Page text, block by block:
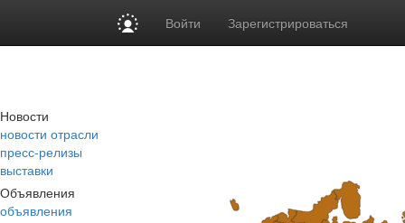
Войти Зарегистрироваться
Новости
новости отрасли
пресс-релизы
выставки
Объявления
объявления